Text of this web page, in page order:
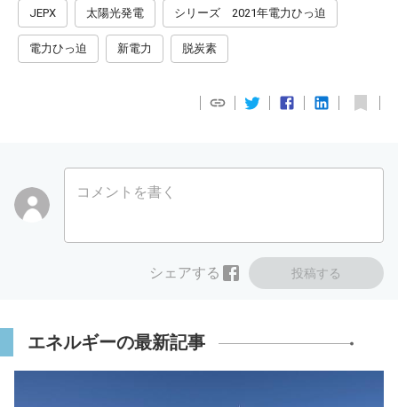
JEPX 太陽光発電 シリーズ 2021年電力ひっ迫
電力ひっ迫 新電力 脱炭素
コメントを書く
投稿する
シェアする
エネルギーの最新記事